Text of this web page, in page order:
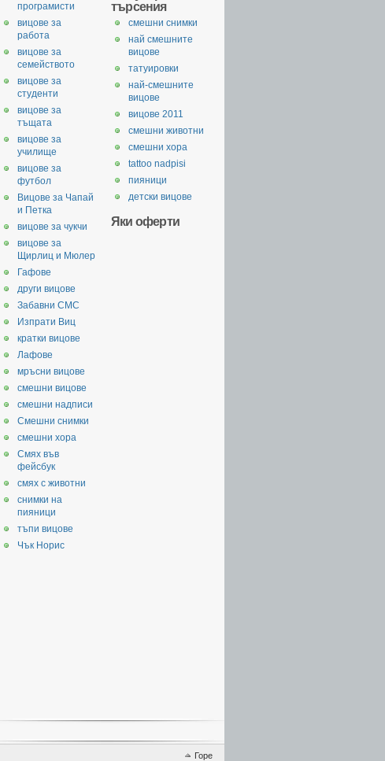
търсения
смешни снимки
най смешните
вицове
татуировки
най-смешните
вицове
вицове 2011
смешни животни
смешни хора
tattoo nadpisi
пияници
детски вицове
Яки оферти
програмисти
вицове за
работа
вицове за
семейството
вицове за
студенти
вицове за
тъщата
вицове за
училище
вицове за
футбол
Вицове за Чапай
и Петка
вицове за чукчи
вицове за
Щирлиц и Мюлер
Гафове
други вицове
Забавни СМС
Изпрати Виц
кратки вицове
Лафове
мръсни вицове
смешни вицове
смешни надписи
Смешни снимки
смешни хора
Смях във
фейсбук
смях с животни
снимки на
пияници
тъпи вицове
Чък Норис
Горе